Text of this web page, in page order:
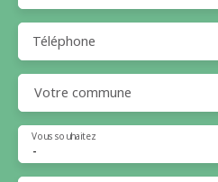
Téléphone
Votre commune
-
Vous souhaitez